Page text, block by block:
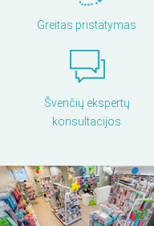
Greitas pristatymas
Švenčių ekspertų
konsultacijos